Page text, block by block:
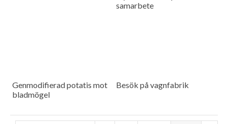
samarbete
Genmodifierad potatis mot
bladmögel
Besök på vagnfabrik